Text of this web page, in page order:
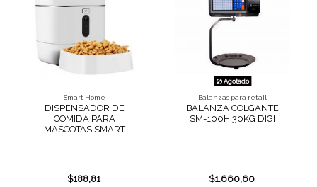
Smart Home
DISPENSADOR DE
COMIDA PARA
MASCOTAS SMART
$188,81
Agotado
Balanzas para retail
BALANZA COLGANTE
SM-100H 30KG DIGI
$1.660,60